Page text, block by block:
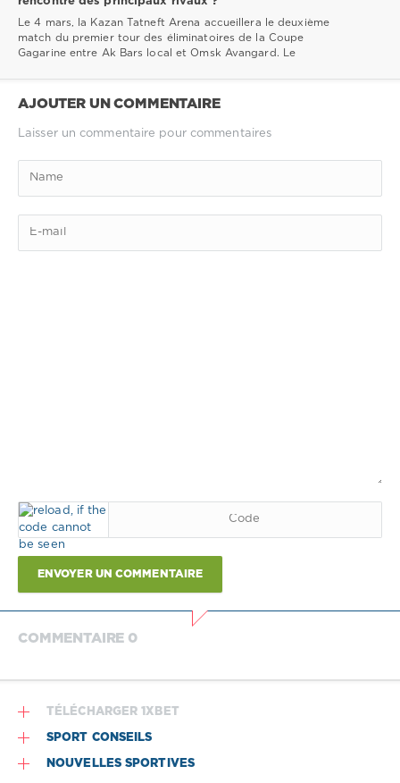
Le 4 mars, la Kazan Tatneft Arena accueillera le deuxième
match du premier tour des éliminatoires de la Coupe
Gagarine entre Ak Bars local et Omsk Avangard. Le
AJOUTER UN COMMENTAIRE
Laisser un commentaire pour commentaires
ENVOYER UN COMMENTAIRE
COMMENTAIRE 0
TÉLÉCHARGER 1XBET
SPORT CONSEILS
NOUVELLES SPORTIVES